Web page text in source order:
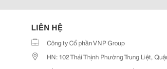
LIÊN HỆ
Công ty Cổ phần VNP Group
HN: 102 Thái Thịnh Phường Trung Liệt,